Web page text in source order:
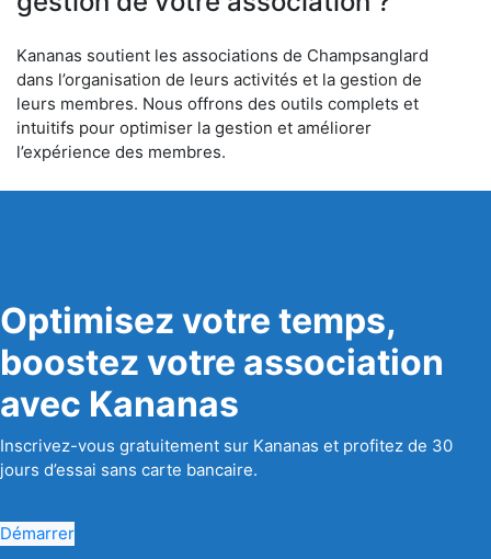
Kananas soutient les associations de Champsanglard
dans l’organisation de leurs activités et la gestion de
leurs membres. Nous offrons des outils complets et
intuitifs pour optimiser la gestion et améliorer
l’expérience des membres.
Optimisez votre temps,
boostez votre association
avec Kananas
Inscrivez-vous gratuitement sur Kananas et profitez de 30
jours d’essai sans carte bancaire.
Démarrer